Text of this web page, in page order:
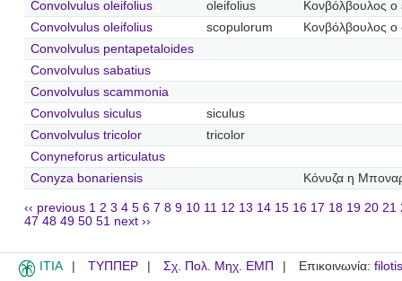
Convolvulus oleifolius
oleifolius
Κονβόλβουλος ο
Convolvulus oleifolius
scopulorum
Κονβόλβουλος
Convolvulus pentapetaloides
Convolvulus sabatius
Convolvulus scammonia
Convolvulus siculus
siculus
Convolvulus tricolor
tricolor
Conyneforus articulatus
Conyza bonariensis
Κόνυζα η
‹‹ previous 1 2 3 4 5 6 7 8 9 10 11 12 13 14 15 16 17 18 19 20 21
47 48 49 50 51 next ››
ITIA ΤΥΠΠΕΡ Σχ. Πολ. Μηχ. ΕΜΠ Επικοινωνία: